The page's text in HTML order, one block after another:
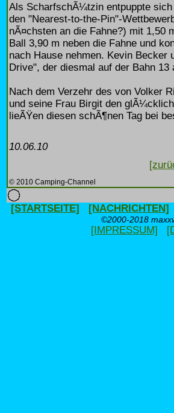
Als ScharfschÃ¼tzin entpuppte
den "Nearest-to-the-Pin"-
nÃ¤chsten an die Fahne?) mit 1,50
Ball 3,90 m neben die Fahne und
nach Hause nehmen. Kevin Becker
Drive", der diesmal auf der Bahn 13
Nach dem Verzehr des von Volker
und seine Frau Birgit den
lieÃŸen diesen schÃ¶nen Tag bei
10.06.10
© 2010 Camping-Channel
[STARTSEITE] [NACHRICHTEN]
©2000-2018
[IMPRESSUM]